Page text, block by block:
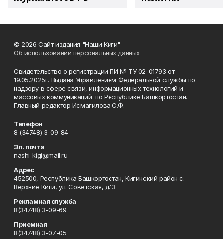
© 2026 Сайт издания "Наши Киги"
Об использовании персональных данных
Свидетельство о регистрации ПИ № ТУ 02-01793 от
19.05.2025г. Выдана Управлением Федеральной службы по
надзору в сфере связи, информационных технологий и
массовых коммуникаций по Республике Башкортостан.
Главный редактор Исмагилова С.Ф.
Телефон
8 (34748) 3-09-84
Эл. почта
nashi_kigi@mail.ru
Адрес
452500, Республика Башкортостан, Кигинский район с.
Верхние Киги, ул. Советская, д.13
Рекламная служба
8(34748) 3-09-69
Приемная
8(34748) 3-07-05